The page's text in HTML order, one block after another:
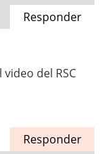
Responder
del RSC
Responder